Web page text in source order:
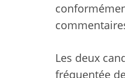
Les deux
fréquentée